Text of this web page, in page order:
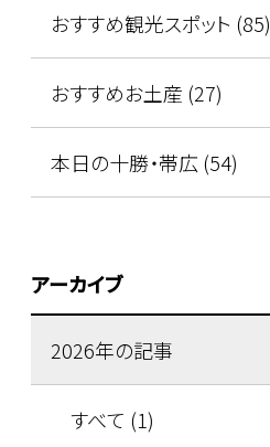
おすすめ観光スポット (85)
おすすめお土産 (27)
本日の十勝・帯広 (54)
アーカイブ
2026年の記事
すべて (1)